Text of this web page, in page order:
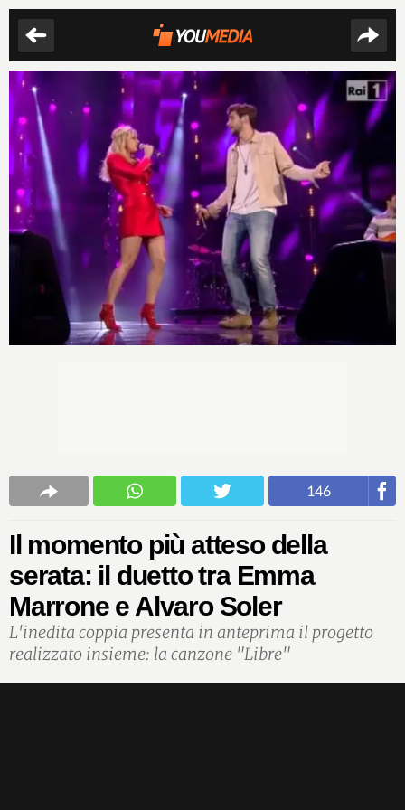
146
Il momento più atteso della
serata: il duetto tra Emma
Marrone e Alvaro Soler
L'inedita coppia presenta in anteprima il progetto
realizzato insieme: la canzone "Libre"